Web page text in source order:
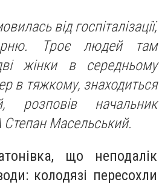
від госпіталізації,
Троє людей там
жінки в середньому
в тяжкому, знаходиться
розповів начальник
Степан Масельський.
що неподалік
колодязі пересохли